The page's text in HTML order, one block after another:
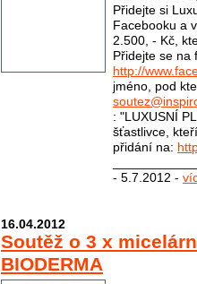
Přidejte si
Facebooku a
2.500, - Kč,
Přidejte se na
http://
jméno, pod
: "LUXUSNÍ
šťastlivce,
přidání na:
- 5.7.2012 -
16.04.2012
Soutěž o 3 x
BIODERMA